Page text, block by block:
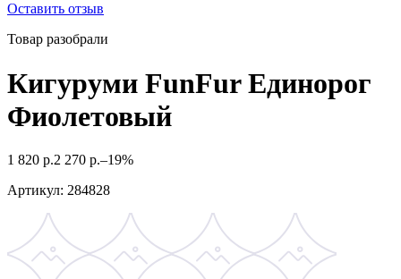
Оставить отзыв
Товар разобрали
Кигуруми FunFur Единорог
Фиолетовый
1 820 р.2 270 р.–19%
Артикул: 284828